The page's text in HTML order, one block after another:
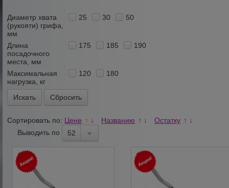
Диаметр хвата
(рукояти) грифа,
мм
25 30 50
Длина
посадочного
места, мм
175 185 190
Максимальная
нагрузка, кг
120 180
Сбросить
Сортировать по: Цене ↑ ↓ Названию ↑ ↓ Остатку ↑ ↓
Выводить по 52